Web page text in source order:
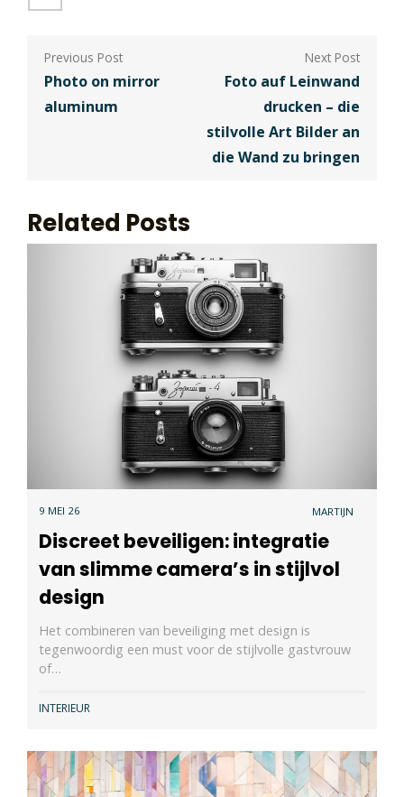
Berichtnavigatie
Photo on mirror
aluminum
Foto auf Leinwand
drucken – die
stilvolle Art Bilder an
die Wand zu bringen
Related Posts
9 MEI 26 MARTIJN
Discreet beveiligen: integratie
van slimme camera’s in stijlvol
design
Het combineren van beveiliging met design is
tegenwoordig een must voor de stijlvolle gastvrouw
of…
INTERIEUR